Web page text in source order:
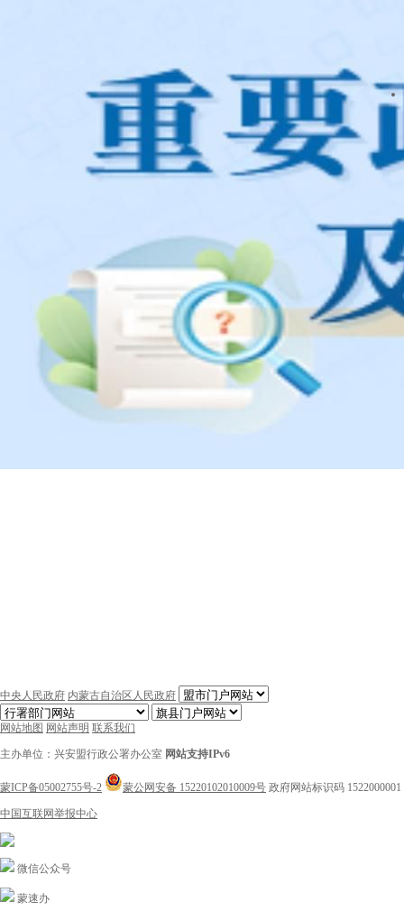
中央人民政府 内蒙古自治区人民政府
网站地图 网站声明 联系我们
主办单位：兴安盟行政公署办公室 网站支持IPv6
蒙ICP备05002755号-2 蒙公网安备 15220102010009号 政府网站标识码 1522000001
中国互联网举报中心
微信公众号
蒙速办